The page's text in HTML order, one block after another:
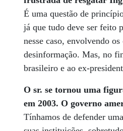
É uma questão de
já que tudo deve ser feito
nesse caso, envolvendo
desinformação. Mas, no
brasileiro e ao ex-
O sr. se tornou uma
em 2003. O governo
Tínhamos de defender